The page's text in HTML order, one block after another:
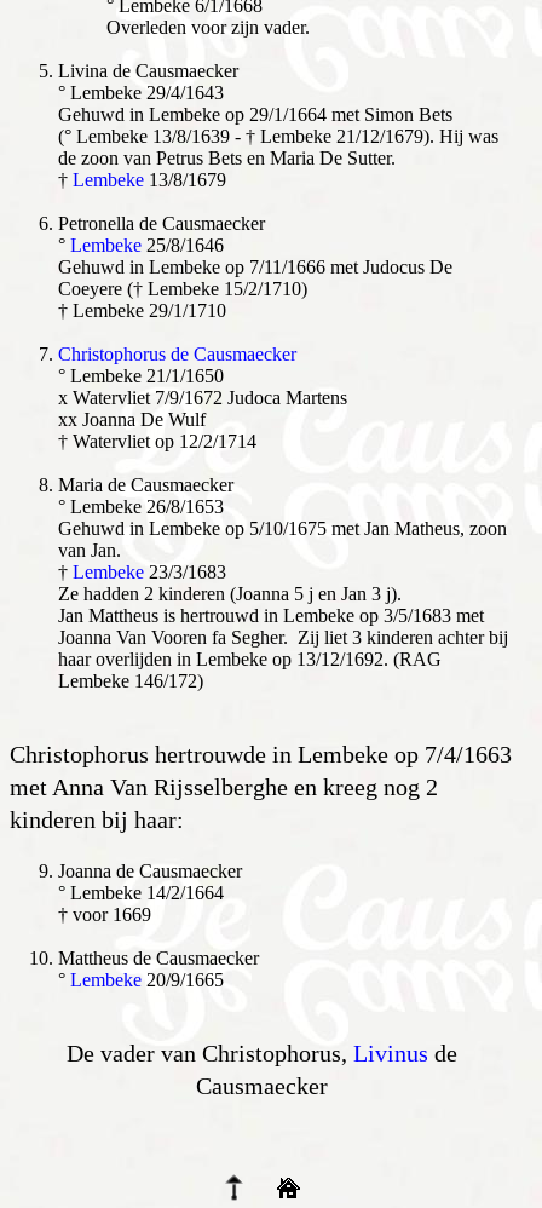
° Lembeke 6/1/1668
Overleden voor zijn vader.
Livina de Causmaecker
° Lembeke 29/4/1643
Gehuwd in Lembeke op 29/1/1664 met Simon Bets
(° Lembeke 13/8/1639 - † Lembeke 21/12/1679). Hij was
de zoon van Petrus Bets en Maria De Sutter.
† Lembeke 13/8/1679
Petronella de Causmaecker
° Lembeke 25/8/1646
Gehuwd in Lembeke op 7/11/1666 met Judocus De
Coeyere († Lembeke 15/2/1710)
† Lembeke 29/1/1710
Christophorus de Causmaecker
° Lembeke 21/1/1650
x Watervliet 7/9/1672 Judoca Martens
xx Joanna De Wulf
† Watervliet op 12/2/1714
Maria de Causmaecker
° Lembeke 26/8/1653
Gehuwd in Lembeke op 5/10/1675 met Jan Matheus, zoon
van Jan.
† Lembeke 23/3/1683
Ze hadden 2 kinderen (Joanna 5 j en Jan 3 j).
Jan Mattheus is hertrouwd in Lembeke op 3/5/1683 met
Joanna Van Vooren fa Segher. Zij liet 3 kinderen achter bij
haar overlijden in Lembeke op 13/12/1692. (RAG
Lembeke 146/172)
Christophorus hertrouwde in Lembeke op 7/4/1663
met Anna Van Rijsselberghe en kreeg nog 2
kinderen bij haar:
Joanna de Causmaecker
° Lembeke 14/2/1664
† voor 1669
Mattheus de Causmaecker
° Lembeke 20/9/1665
De vader van Christophorus,Livinus de
Causmaecker